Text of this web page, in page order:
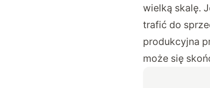
wielką skalę.
trafić do
produkcyjna
może się